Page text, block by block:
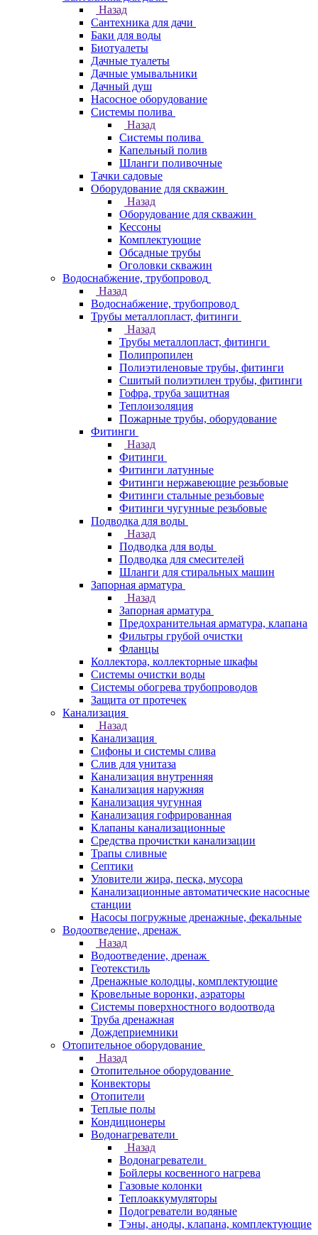
Назад
Сантехника для дачи
Баки для воды
Биотуалеты
Дачные туалеты
Дачные умывальники
Дачный душ
Насосное оборудование
Системы полива
Назад
Системы полива
Капельный полив
Шланги поливочные
Тачки садовые
Оборудование для скважин
Назад
Оборудование для скважин
Кессоны
Комплектующие
Обсадные трубы
Оголовки скважин
Водоснабжение, трубопровод
Назад
Водоснабжение, трубопровод
Трубы металлопласт, фитинги
Назад
Трубы металлопласт, фитинги
Полипропилен
Полиэтиленовые трубы, фитинги
Сшитый полиэтилен трубы, фитинги
Гофра, труба защитная
Теплоизоляция
Пожарные трубы, оборудование
Фитинги
Назад
Фитинги
Фитинги латунные
Фитинги нержавеющие резьбовые
Фитинги стальные резьбовые
Фитинги чугунные резьбовые
Подводка для воды
Назад
Подводка для воды
Подводка для смесителей
Шланги для стиральных машин
Запорная арматура
Назад
Запорная арматура
Предохранительная арматура, клапана
Фильтры грубой очистки
Фланцы
Коллектора, коллекторные шкафы
Системы очистки воды
Системы обогрева трубопроводов
Защита от протечек
Канализация
Назад
Канализация
Сифоны и системы слива
Слив для унитаза
Канализация внутренняя
Канализация наружняя
Канализация чугунная
Канализация гофрированная
Клапаны канализационные
Средства прочистки канализации
Трапы сливные
Септики
Уловители жира, песка, мусора
Канализационные автоматические насосные
станции
Насосы погружные дренажные, фекальные
Водоотведение, дренаж
Назад
Водоотведение, дренаж
Геотекстиль
Дренажные колодцы, комплектующие
Кровельные воронки, аэраторы
Системы поверхностного водоотвода
Труба дренажная
Дождеприемники
Отопительное оборудование
Назад
Отопительное оборудование
Конвекторы
Отопители
Теплые полы
Кондиционеры
Водонагреватели
Назад
Водонагреватели
Бойлеры косвенного нагрева
Газовые колонки
Теплоаккумуляторы
Подогреватели водяные
Тэны, аноды, клапана, комплектующие